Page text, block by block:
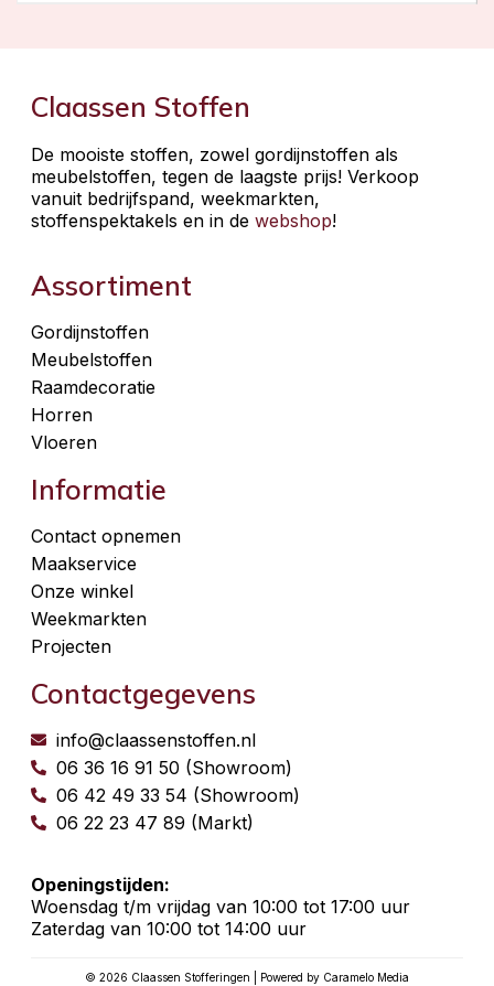
Claassen Stoffen
De mooiste stoffen, zowel gordijnstoffen als
meubelstoffen, tegen de laagste prijs! Verkoop
vanuit bedrijfspand, weekmarkten,
stoffenspektakels en in de webshop!
Assortiment
Gordijnstoffen
Meubelstoffen
Raamdecoratie
Horren
Vloeren
Informatie
Contact opnemen
Maakservice
Onze winkel
Weekmarkten
Projecten
Contactgegevens
info@claassenstoffen.nl
06 36 16 91 50 (Showroom)
06 42 49 33 54 (Showroom)
06 22 23 47 89 (Markt)
Openingstijden:
Woensdag t/m vrijdag van 10:00 tot 17:00 uur
Zaterdag van 10:00 tot 14:00 uur
© 2026 Claassen Stofferingen | Powered by Caramelo Media